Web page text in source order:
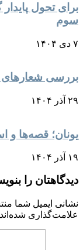
برای تحول
سوم
۷ دی ۱۴۰۴
بررسی شعارهای
۲۹ آذر ۱۴۰۴
یونان؛ قصه‌ها و
۱۹ آذر ۱۴۰۴
دیدگاهتان را
نشانی ایمیل شما
علامت‌گذاری شده‌اند